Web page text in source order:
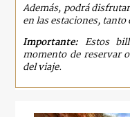
Además, podrá
en las estaciones, tanto
Importante: Estos
momento de reservar
del viaje.